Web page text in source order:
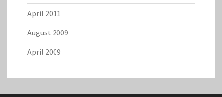
April 2011
August 2009
April 2009